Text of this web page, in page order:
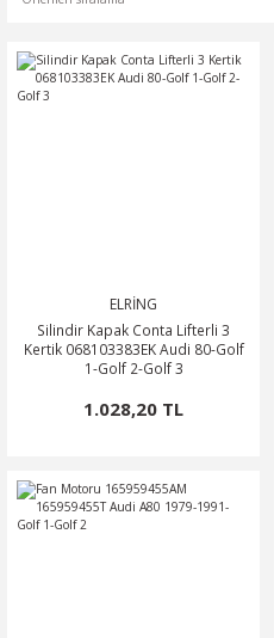
ELRİNG
Silindir Kapak Conta Lifterli 3
Kertik 068103383EK Audi 80-Golf
1-Golf 2-Golf 3
1.028,20 TL